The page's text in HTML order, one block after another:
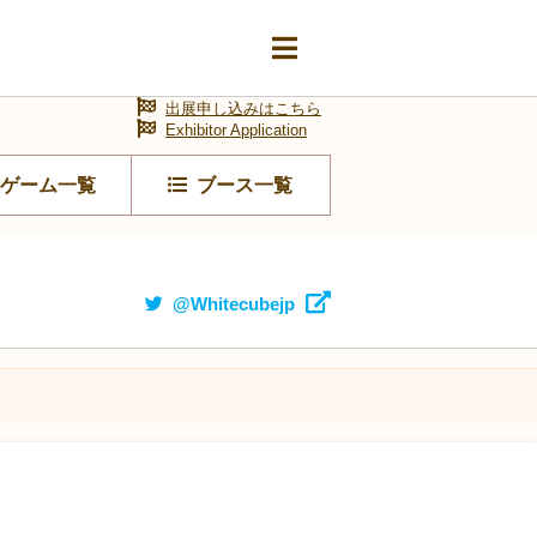
ゲーム一覧 ブース一覧
出展申し込みはこちら
Exhibitor Application
@Whitecubejp